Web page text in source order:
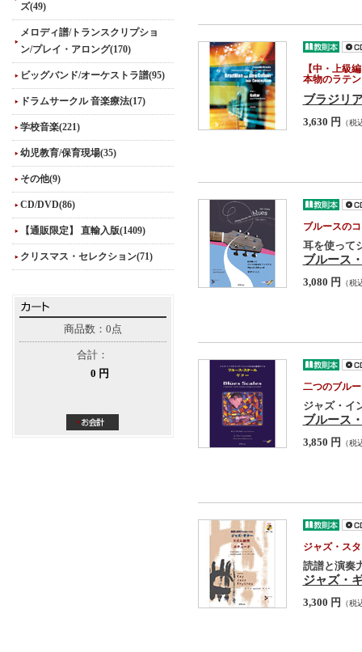
ズ(49)
メロディ譜/トランスクリプショ
ン/プレイ・アロング(170)
ビッグバンド/オーケストラ譜(95)
ドラムサークル 音楽療法(17)
学校音楽(221)
幼児教育/保育現場(35)
その他(9)
CD/DVD(86)
【通販限定】 直輸入版(1409)
クリスマス・セレクション(71)
商品数：0点
合計：
0 円
【中・上級
本物のラテ
ブラジリ
3,630 円 （税
ブルースの
耳を使って
ブルース
3,080 円 （税
二つのブル
ジャズ・イ
ブルース
3,850 円 （税
ジャズ・ス
読譜と演奏
ジャズ・
3,300 円 （税